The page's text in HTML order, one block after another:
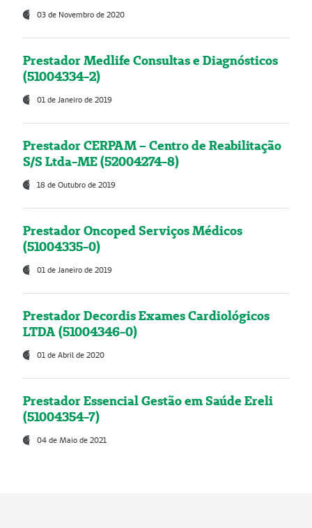
03 de Novembro de 2020
Prestador Medlife Consultas e Diagnósticos
(51004334-2)
01 de Janeiro de 2019
Prestador CERPAM – Centro de Reabilitação
S/S Ltda-ME (52004274-8)
18 de Outubro de 2019
Prestador Oncoped Serviços Médicos
(51004335-0)
01 de Janeiro de 2019
Prestador Decordis Exames Cardiológicos
LTDA (51004346-0)
01 de Abril de 2020
Prestador Essencial Gestão em Saúde Ereli
(51004354-7)
04 de Maio de 2021